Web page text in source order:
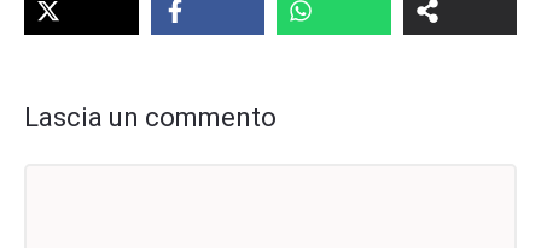
Lascia un commento